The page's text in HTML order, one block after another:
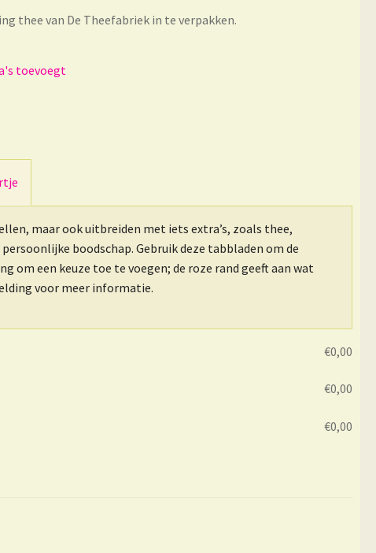
thee van De Theefabriek in te verpakken.
maar ook uitbreiden met iets extra’s, zoals thee,
boodschap. Gebruik deze tabbladen om de
om een keuze toe te voegen; de roze rand geeft aan wat
voor meer informatie.
€0,00
€0,00
€0,00